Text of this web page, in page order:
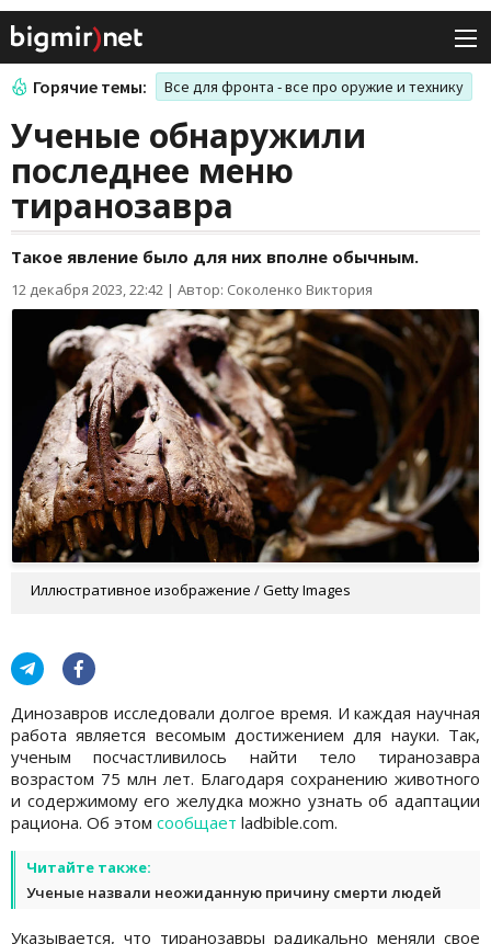
Горячие темы: Все для фронта - все про оружие и технику
Ученые обнаружили
последнее меню
тиранозавра
Такое явление было для них вполне обычным.
12 декабря 2023, 22:42 | Автор: Соколенко Виктория
Иллюстративное изображение / Getty Images
Динозавров исследовали долгое время. И каждая научная
работа является весомым достижением для науки. Так,
ученым посчастливилось найти тело тиранозавра
возрастом 75 млн лет. Благодаря сохранению животного
и содержимому его желудка можно узнать об адаптации
рациона. Об этом сообщает ladbible.com.
Читайте также:
Ученые назвали неожиданную причину смерти людей
Указывается, что тиранозавры радикально меняли свое